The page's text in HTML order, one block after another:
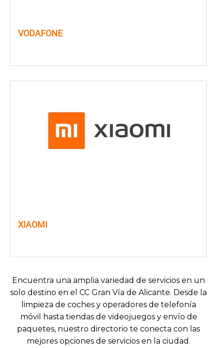
VODAFONE
XIAOMI
Encuentra una amplia variedad de servicios en un
solo destino en el CC Gran Vía de Alicante. Desde la
limpieza de coches y operadores de telefonía
móvil hasta tiendas de videojuegos y envío de
paquetes, nuestro directorio te conecta con las
mejores opciones de servicios en la ciudad.